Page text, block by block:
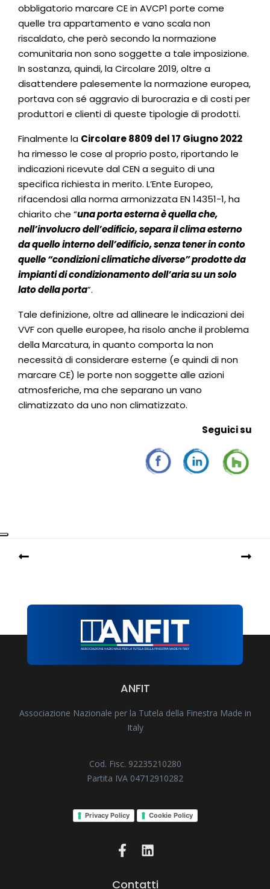
obbligatorio marcare CE in AVCP1 porte come
quelle tra appartamento e vano scala non
riscaldato, che però secondo la normazione
comunitaria non sono soggette a tale imposizione.
In sostanza, quindi, la Circolare 2019, oltre a
disattendere palesemente la normazione europea,
portava con sé aggravio di burocrazia e di costi per
produttori e clienti di queste tipologie di prodotti.
Finalmente la Circolare 8809 del 17 Giugno 2022
ha rimesso le cose al proprio posto, riportando le
indicazioni ricevute dal CEN a seguito di una
specifica richiesta in merito. L’Ente Europeo,
rifacendosi alla norma armonizzata EN 14351-1, ha
chiarito che “una porta esterna è quella che,
nell’involucro dell’edificio, separa il clima esterno
da quello interno dell’edificio, senza tener in conto
quelle “condizioni climatiche diverse” prodotte da
impianti di condizionamento dell’aria su un solo
lato della porta”.
Tale definizione, oltre ad allineare le indicazioni dei
VVF con quelle europee, ha risolo anche il problema
della Marcatura, in quanto comporta la non
necessità di considerare esterne (e quindi di non
marcare CE) le porte non soggette alle azioni
atmosferiche, ma che separano un vano
climatizzato da uno non climatizzato.
Seguici su
ANFIT
Associazione Nazionale per la Tutela della Finestra Made in
Italy
Cod. Fisc. 92235210280
Partita IVA 04712910282
Privacy Policy Cookie Policy
Contatti